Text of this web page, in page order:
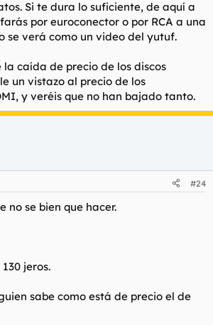
Si te dura lo suficiente, de aquí a
por euroconector o por RCA a una
se verá como un video del yutuf.
la caída de precio de los discos
un vistazo al precio de los
y veréis que no han bajado tanto.
#24
no se bien que hacer.
jeros.
sabe como está de precio el de